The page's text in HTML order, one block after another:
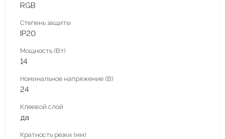
RGB
Степень защиты
IP20
Мощность (Вт)
14
Номинальное напряжение (В)
24
Клеевой слой
да
Кратность резки (мм)